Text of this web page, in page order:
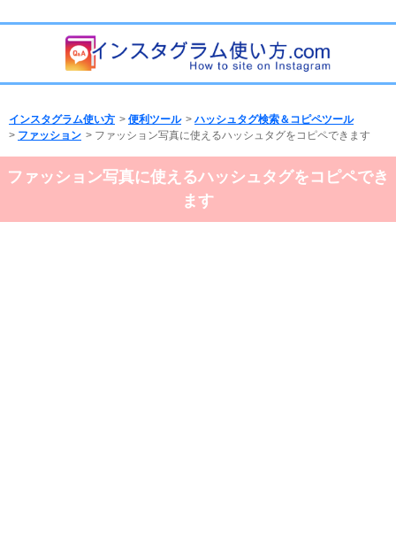
インスタグラム使い方 > 便利ツール >ハッシュタグ検索＆コピペツール
> ファッション > ファッション写真に使えるハッシュタグをコピペできます
ファッション写真に使えるハッシュタグをコピペでき
ます